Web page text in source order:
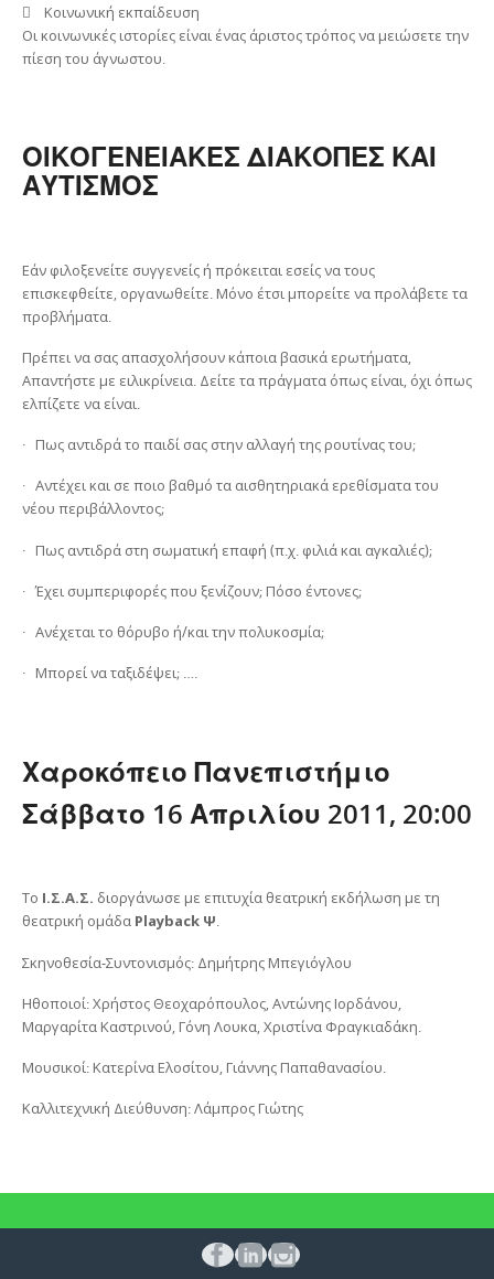
 Κοινωνική εκπαίδευση
Οι κοινωνικές ιστορίες είναι ένας άριστος τρόπος να μειώσετε την
πίεση του άγνωστου.
ΟΙΚΟΓΕΝΕΙΑΚΕΣ ΔΙΑΚΟΠΕΣ ΚΑΙ
ΑΥΤΙΣΜΟΣ
Εάν φιλοξενείτε συγγενείς ή πρόκειται εσείς να τους
επισκεφθείτε, οργανωθείτε. Μόνο έτσι μπορείτε να προλάβετε τα
προβλήματα.
Πρέπει να σας απασχολήσουν κάποια βασικά ερωτήματα,
Απαντήστε με ειλικρίνεια. Δείτε τα πράγματα όπως είναι, όχι όπως
ελπίζετε να είναι.
· Πως αντιδρά το παιδί σας στην αλλαγή της ρουτίνας του;
· Αντέχει και σε ποιο βαθμό τα αισθητηριακά ερεθίσματα του
νέου περιβάλλοντος;
· Πως αντιδρά στη σωματική επαφή (π.χ. φιλιά και αγκαλιές);
· Έχει συμπεριφορές που ξενίζουν; Πόσο έντονες;
· Ανέχεται το θόρυβο ή/και την πολυκοσμία;
· Μπορεί να ταξιδέψει; ….
Χαροκόπειο Πανεπιστήμιο
Σάββατο 16 Απριλίου 2011, 20:00
Το Ι.Σ.Α.Σ. διοργάνωσε με επιτυχία θεατρική εκδήλωση με τη
θεατρική ομάδα Playback Ψ.
Σκηνοθεσία-Συντονισμός: Δημήτρης Μπεγιόγλου
Ηθοποιοί: Χρήστος Θεοχαρόπουλος, Αντώνης Ιορδάνου,
Μαργαρίτα Καστρινού, Γόνη Λουκα, Χριστίνα Φραγκιαδάκη.
Μουσικοί: Κατερίνα Ελοσίτου, Γιάννης Παπαθανασίου.
Καλλιτεχνική Διεύθυνση: Λάμπρος Γιώτης